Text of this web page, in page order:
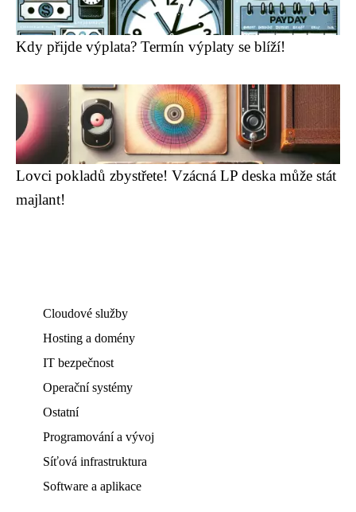
Kdy přijde výplata? Termín výplaty se blíží!
Lovci pokladů zbystřete! Vzácná LP deska může stát
majlant!
Cloudové služby
Hosting a domény
IT bezpečnost
Operační systémy
Ostatní
Programování a vývoj
Síťová infrastruktura
Software a aplikace